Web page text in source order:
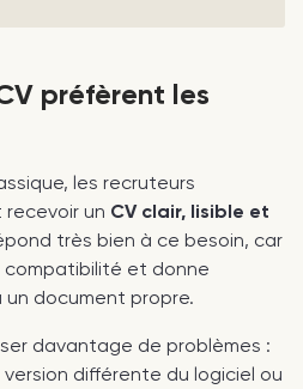
préfèrent les
les recruteurs
un CV clair, lisible et
très bien à ce besoin, car
compatibilité et donne
document propre.
davantage de problèmes :
différente du logiciel ou